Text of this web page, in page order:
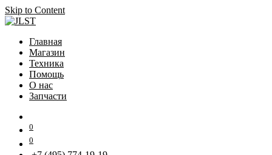
Skip to Content
Главная
Магазин
Техника
Помощь
О нас
Запчасти
0
0